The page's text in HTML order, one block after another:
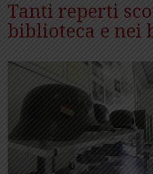
Tanti reperti
biblioteca e nei